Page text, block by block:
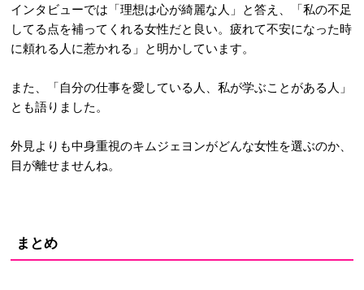
インタビューでは「理想は心が綺麗な人」と答え、「私の不足
してる点を補ってくれる女性だと良い。疲れて不安になった時
に頼れる人に惹かれる」と明かしています。
また、「自分の仕事を愛している人、私が学ぶことがある人」
とも語りました。
外見よりも中身重視のキムジェヨンがどんな女性を選ぶのか、
目が離せませんね。
まとめ